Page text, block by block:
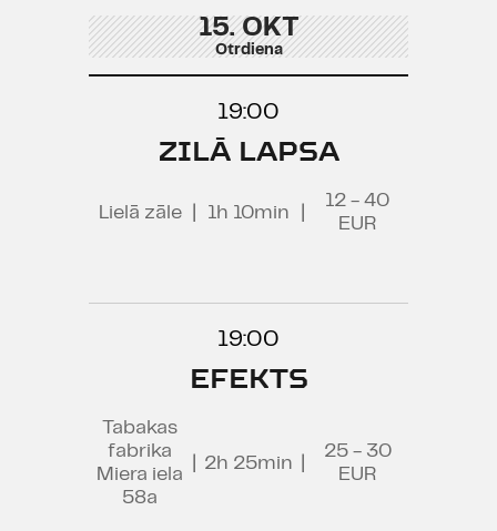
15. OKT
Otrdiena
19:00
ZILĀ LAPSA
Lielā zāle 1h 10min
12 - 40
EUR
19:00
EFEKTS
Tabakas
fabrika
Miera iela
58a
2h 25min
25 - 30
EUR